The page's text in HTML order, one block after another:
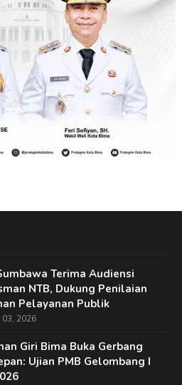
Terima Audiensi
NTB, Dukung Penilaian
Pelayanan Publik
2026
Giri Bima Buka Gerbang
Ujian PMB Gelombang I